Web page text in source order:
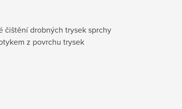
čištění drobných trysek sprchy
z povrchu trysek